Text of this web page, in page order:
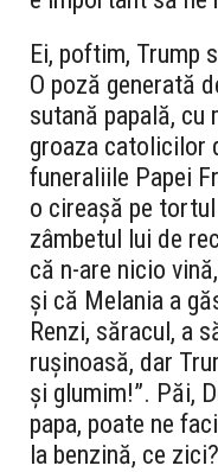
Ei, poftim, Trump
O poză generată
sutană papală,
groaza catolicilor
funeraliile Papei
o cireașă pe
zâmbetul lui de
că n-are nicio
și că Melania a
Renzi, săracul, a
rușinoasă, dar
și glumim!”. Păi,
papa, poate ne
la benzină, ce zici?